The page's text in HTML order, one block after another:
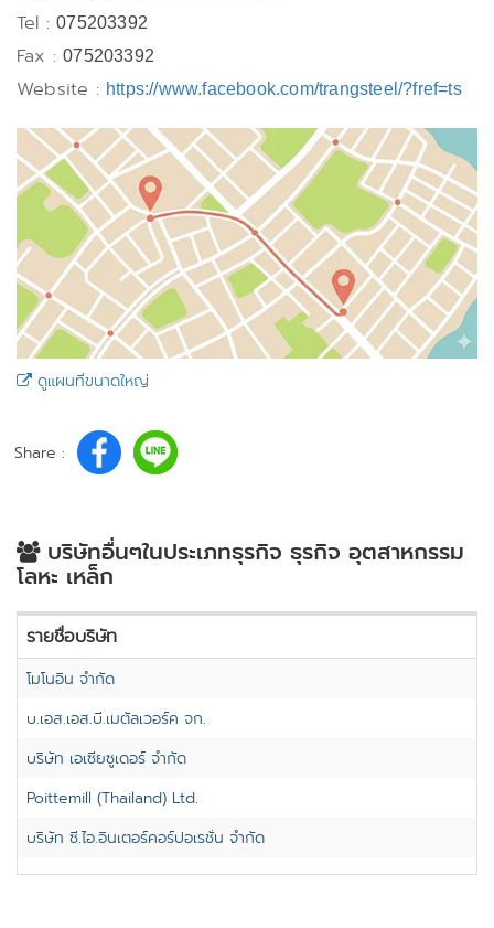
Tel :075203392
Fax :075203392
Website : https://www.facebook.com/trangsteel/?fref=ts
ดูแผนที่ขนาดใหญ่
Share :
บริษัทอื่นๆในประเภทธุรกิจ ธุรกิจ อุตสาหกรรม
โลหะ เหล็ก
รายชื่อบริษัท
โมโนอิน จำกัด
บ.เอส.เอส.บี.เมตัลเวอร์ค จก.
บริษัท เอเซียซูเดอร์ จำกัด
Poittemill (Thailand) Ltd.
บริษัท ซี.ไอ.อินเตอร์คอร์ปอเรชั่น จำกัด